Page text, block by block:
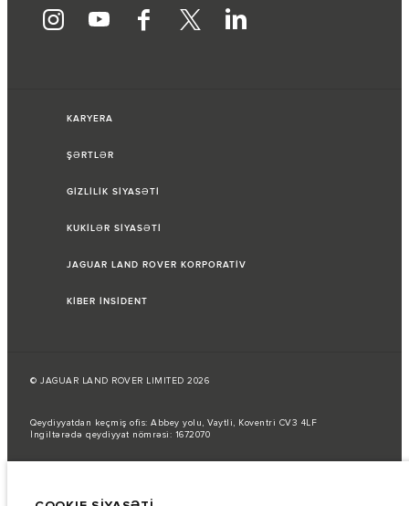
KARYERA
ŞƏRTLƏR
GİZLİLİK SİYASƏTİ
KUKİLƏR SİYASƏTİ
JAGUAR LAND ROVER KORPORATİV
KİBER İNSİDENT
© JAGUAR LAND ROVER LIMITED 2026
Qeydiyyatdan keçmiş ofis: Abbey yolu, Vaytli, Koventri CV3 4LF
İngiltərədə qeydiyyat nömrəsi: 1672070